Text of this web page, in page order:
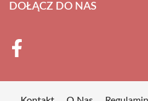
DOŁĄCZ DO NAS